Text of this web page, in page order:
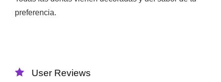
preferencia.
User Reviews